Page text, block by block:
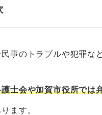
加賀市で弁護士に無料法律
加賀市役所の無料相
加賀市の弁護士に分野別の
事のトラブルや犯罪な
士会や加賀市役所では
ます。